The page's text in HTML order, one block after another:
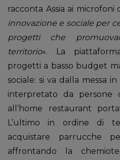
racconta Assia ai microfoni
innovazione e sociale per
progetti che
territorio». La
progetti a basso budget
sociale: si va dalla messa
interpretato da persone
all’home restaurant
L’ultimo in ordine di
acquistare parrucche
affrontando la